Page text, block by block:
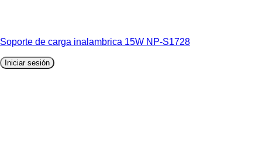
Soporte de carga inalambrica 15W NP-S1728
Iniciar sesión